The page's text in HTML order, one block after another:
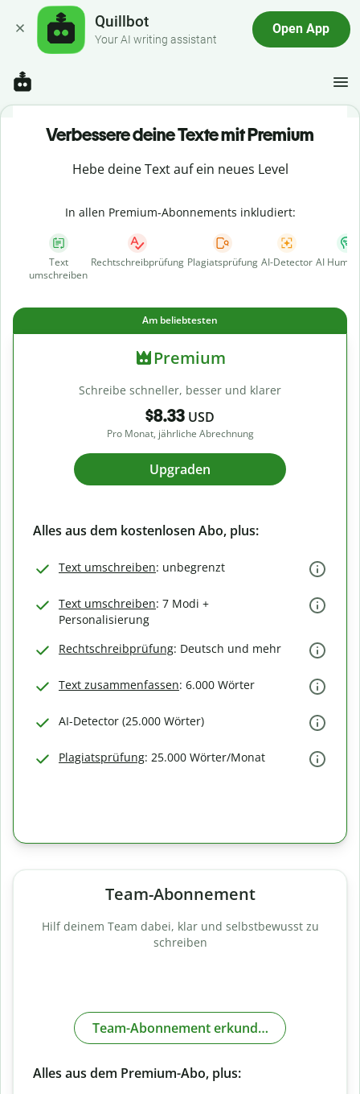
Quillbot
Your AI writing assistant
Open App
Verbessere deine Texte mit Premium
Hebe deine Text auf ein neues Level
In allen Premium-Abonnements inkludiert:
Text
umschreiben
Rechtschreibprüfung Plagiatsprüfung AI-Detector AI
Am beliebtesten
Premium
Schreibe schneller, besser und klarer
$8.33 USD
Pro Monat, jährliche Abrechnung
Upgraden
Alles aus dem kostenlosen Abo, plus:
Text umschreiben: unbegrenzt
Text umschreiben: 7 Modi +
Personalisierung
Rechtschreibprüfung: Deutsch und mehr
Text zusammenfassen: 6.000 Wörter
AI-Detector (25.000 Wörter)
Plagiatsprüfung: 25.000 Wörter/Monat
Team-Abonnement
Hilf deinem Team dabei, klar und selbstbewusst zu
schreiben
Team-Abonnement erkunden
Alles aus dem Premium-Abo, plus: